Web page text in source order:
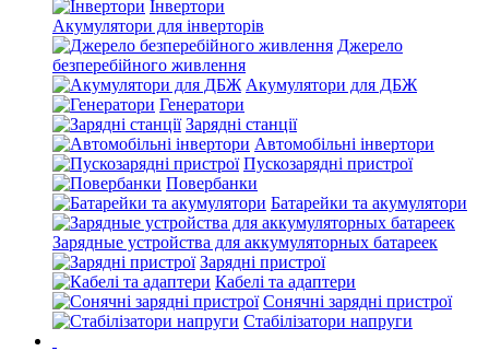
Інвертори
Акумулятори для інверторів
Джерело
безперебійного живлення
Акумулятори для ДБЖ
Генератори
Зарядні станції
Автомобільні інвертори
Пускозарядні пристрої
Повербанки
Батарейки та акумулятори
Зарядные устройства для аккумуляторных батареек
Зарядні пристрої
Кабелі та адаптери
Сонячні зарядні пристрої
Стабілізатори напруги